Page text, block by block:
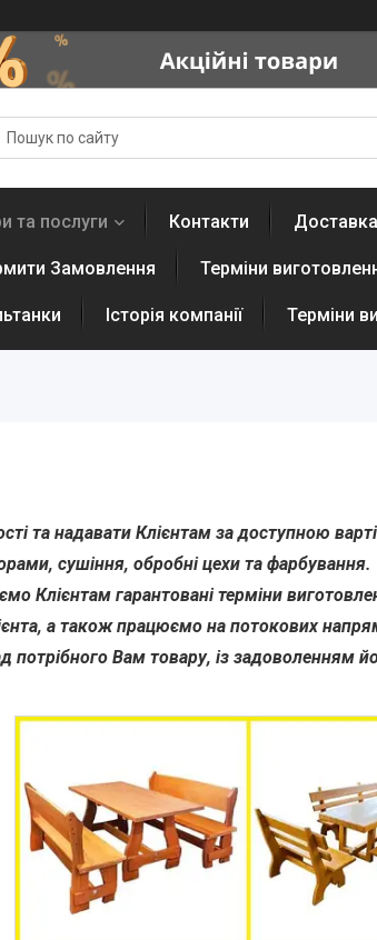
та послуги Контакти
Замовлення Терміни
Історія компанії Терміни
та надавати Клієнтам за доступною
сушіння, обробні цехи та фарбування.
Клієнтам гарантовані терміни
а також працюємо на потокових
Вам товару, із задоволенням